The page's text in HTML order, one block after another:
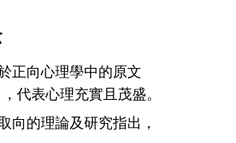
正向心理學中的原文
，代表心理充實且茂盛。
向的理論及研究指出，